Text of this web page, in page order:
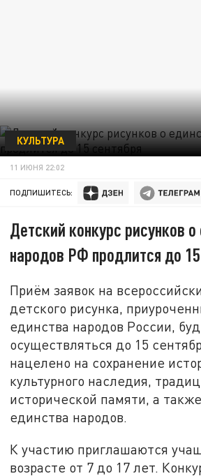
КУЛЬТУРА
11 ИЮНЯ 22:02
ПОДПИШИТЕСЬ:
Детский конкурс рисунков
народов РФ продлится до
Приём заявок на
детского рисунка,
единства народов России,
осуществляться до 15
нацелено на сохранение
культурного наследия,
исторической памяти, а
единства народов.
К участию приглашаются
возрасте от 7 до 17 лет.